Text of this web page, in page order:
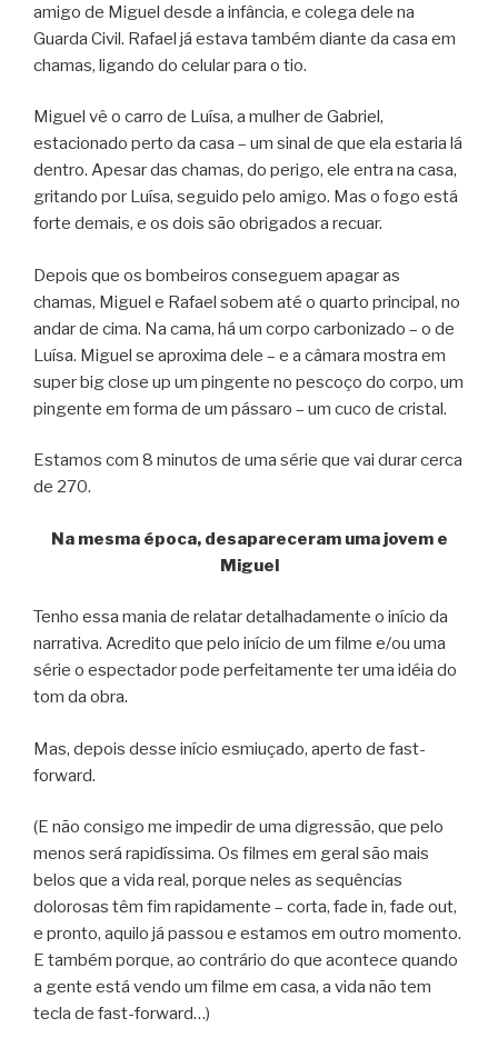
amigo de Miguel desde a infância, e colega dele na
Guarda Civil. Rafael já estava também diante da casa em
chamas, ligando do celular para o tio.
Miguel vê o carro de Luísa, a mulher de Gabriel,
estacionado perto da casa – um sinal de que ela estaria lá
dentro. Apesar das chamas, do perigo, ele entra na casa,
gritando por Luísa, seguido pelo amigo. Mas o fogo está
forte demais, e os dois são obrigados a recuar.
Depois que os bombeiros conseguem apagar as
chamas, Miguel e Rafael sobem até o quarto principal, no
andar de cima. Na cama, há um corpo carbonizado – o de
Luísa. Miguel se aproxima dele – e a câmara mostra em
super big close up um pingente no pescoço do corpo, um
pingente em forma de um pássaro – um cuco de cristal.
Estamos com 8 minutos de uma série que vai durar cerca
de 270.
Na mesma época, desapareceram uma jovem e
Miguel
Tenho essa mania de relatar detalhadamente o início da
narrativa. Acredito que pelo início de um filme e/ou uma
série o espectador pode perfeitamente ter uma idéia do
tom da obra.
Mas, depois desse início esmiuçado, aperto de fast-
forward.
(E não consigo me impedir de uma digressão, que pelo
menos será rapidíssima. Os filmes em geral são mais
belos que a vida real, porque neles as sequências
dolorosas têm fim rapidamente – corta, fade in, fade out,
e pronto, aquilo já passou e estamos em outro momento.
E também porque, ao contrário do que acontece quando
a gente está vendo um filme em casa, a vida não tem
tecla de fast-forward…)